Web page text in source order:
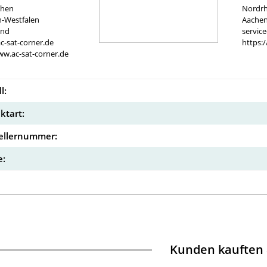
Westfalen
sat-corner.de
sat-corner.de
Kunden kauften